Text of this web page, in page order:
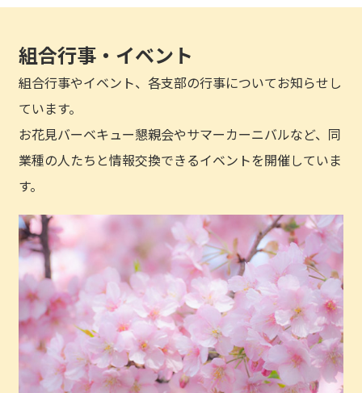
組合行事・イベント
組合行事やイベント、各支部の行事についてお知らせし
ています。
お花見バーベキュー懇親会やサマーカーニバルなど、同
業種の人たちと情報交換できるイベントを開催していま
す。